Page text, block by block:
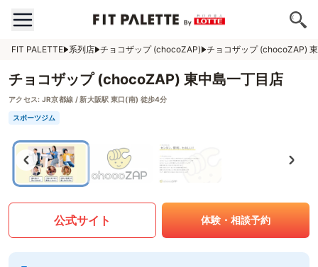
FIT PALETTE 系列店 チョコザップ (chocoZAP) チョコザップ (chocoZAP)
チョコザップ (chocoZAP) 東中島一丁目店
アクセス: JR京都線 / 新大阪駅 東口(南) 徒歩4分
スポーツジム
公式サイト 体験・相談予約